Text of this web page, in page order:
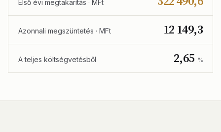
Első évi megtakarítás · MFt
Azonnali megszüntetés · MFt 12 149,3
A teljes költségvetésből 2,65 %